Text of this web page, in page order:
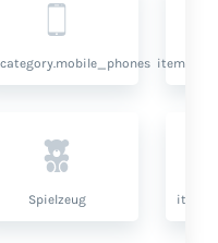
Spielzeug